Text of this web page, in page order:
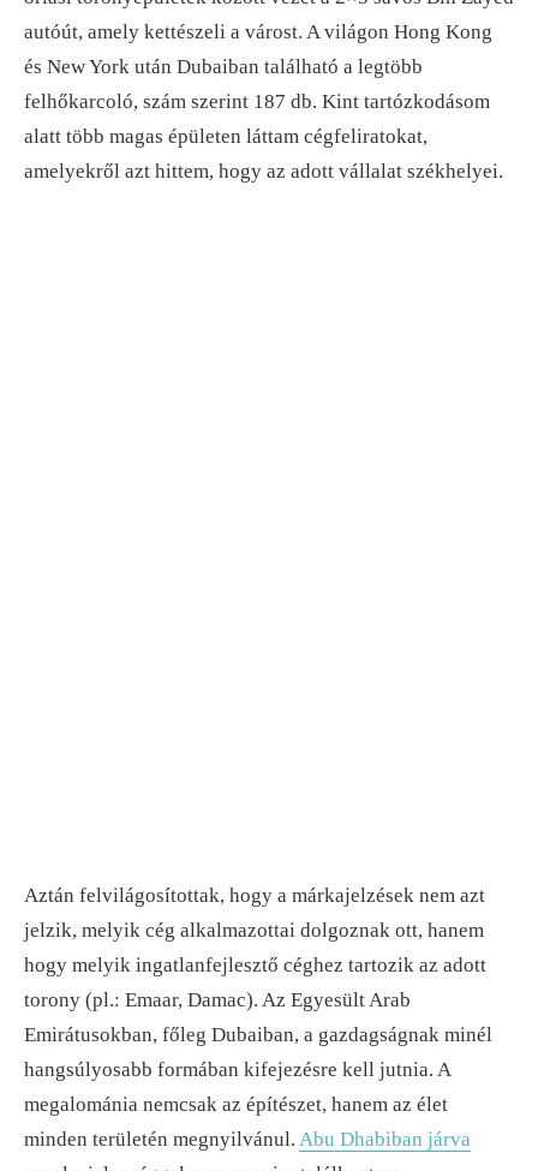
autóút, amely kettészeli a várost. A világon Hong Kong
és New York után Dubaiban található a legtöbb
felhőkarcoló, szám szerint 187 db. Kint tartózkodásom
alatt több magas épületen láttam cégfeliratokat,
amelyekről azt hittem, hogy az adott vállalat székhelyei.
Aztán felvilágosítottak, hogy a márkajelzések nem azt
jelzik, melyik cég alkalmazottai dolgoznak ott, hanem
hogy melyik ingatlanfejlesztő céghez tartozik az adott
torony (pl.: Emaar, Damac). Az Egyesült Arab
Emirátusokban, főleg Dubaiban, a gazdagságnak minél
hangsúlyosabb formában kifejezésre kell jutnia. A
megalománia nemcsak az építészet, hanem az élet
minden területén megnyilvánul. Abu Dhabiban járva